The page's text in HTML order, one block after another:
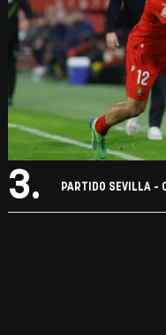
3. PARTIDO SEVILLA -